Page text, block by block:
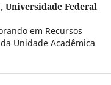
Universidade Federal
em Recursos
Unidade Acadêmica